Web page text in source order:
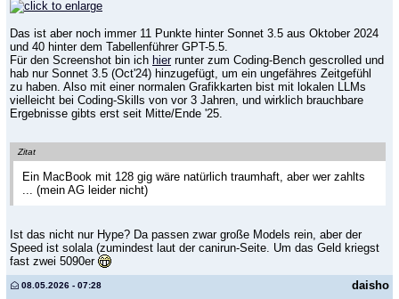
Das ist aber noch immer 11 Punkte hinter Sonnet 3.5 aus Oktober 2024
und 40 hinter dem Tabellenführer GPT-5.5.
Für den Screenshot bin ich hierrunter zum Coding-Bench gescrolled und
hab nur Sonnet 3.5 (Oct'24) hinzugefügt, um ein ungefähres Zeitgefühl
zu haben. Also mit einer normalen Grafikkarten bist mit lokalen LLMs
vielleicht bei Coding-Skills von vor 3 Jahren, und wirklich brauchbare
Ergebnisse gibts erst seit Mitte/Ende '25.
Zitat
Ein MacBook mit 128 gig wäre natürlich traumhaft, aber wer zahlts
... (mein AG leider nicht)
Ist das nicht nur Hype? Da passen zwar große Models rein, aber der
Speed ist solala (zumindest laut der canirun-Seite. Um das Geld kriegst
fast zwei 5090er
daisho
08.05.2026 - 07:28